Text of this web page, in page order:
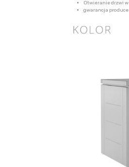
Otwieranie drzwi
gwarancja